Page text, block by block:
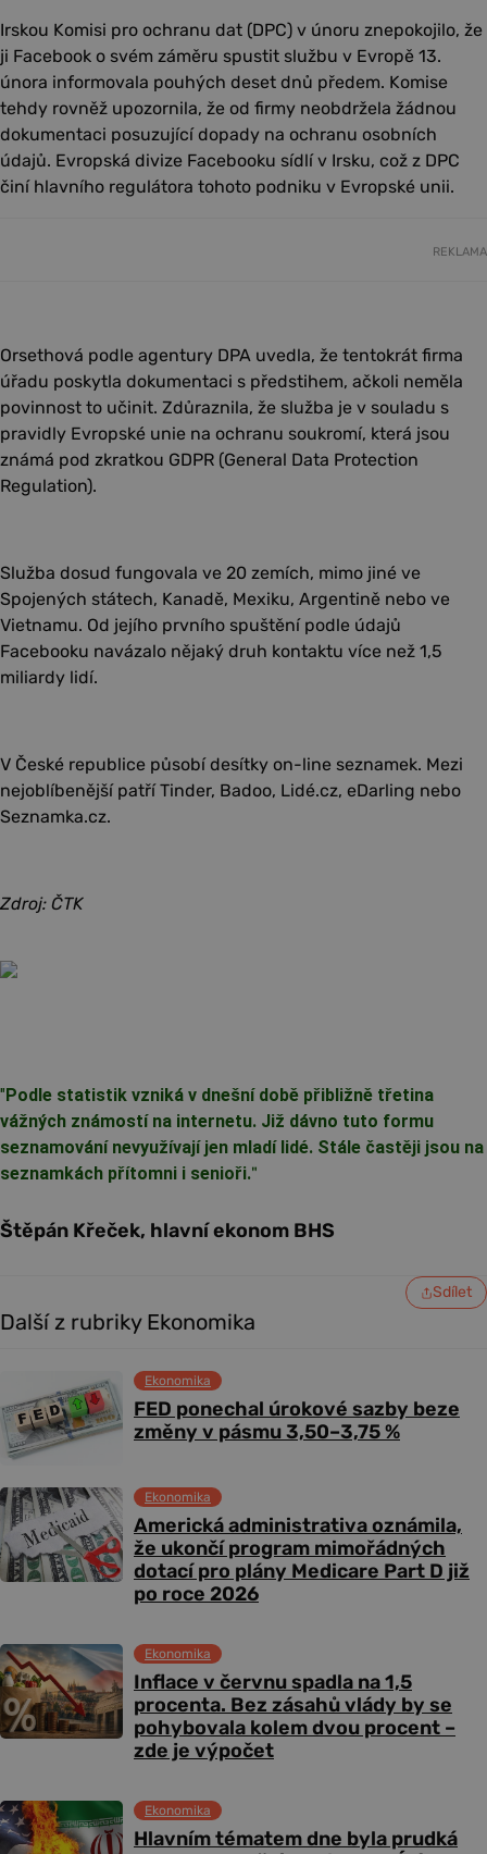
Irskou Komisi pro ochranu dat (DPC) v únoru znepokojilo, že
ji Facebook o svém záměru spustit službu v Evropě 13.
února informovala pouhých deset dnů předem. Komise
tehdy rovněž upozornila, že od firmy neobdržela žádnou
dokumentaci posuzující dopady na ochranu osobních
údajů. Evropská divize Facebooku sídlí v Irsku, což z DPC
činí hlavního regulátora tohoto podniku v Evropské unii.
REKLAMA
Orsethová podle agentury DPA uvedla, že tentokrát firma
úřadu poskytla dokumentaci s předstihem, ačkoli neměla
povinnost to učinit. Zdůraznila, že služba je v souladu s
pravidly Evropské unie na ochranu soukromí, která jsou
známá pod zkratkou GDPR (General Data Protection
Regulation).
Služba dosud fungovala ve 20 zemích, mimo jiné ve
Spojených státech, Kanadě, Mexiku, Argentině nebo ve
Vietnamu. Od jejího prvního spuštění podle údajů
Facebooku navázalo nějaký druh kontaktu více než 1,5
miliardy lidí.
V České republice působí desítky on-line seznamek. Mezi
nejoblíbenější patří Tinder, Badoo, Lidé.cz, eDarling nebo
Seznamka.cz.
Zdroj: ČTK
" Podle statistik vzniká v dnešní době přibližně třetina
vážných známostí na internetu. Již dávno tuto formu
seznamování nevyužívají jen mladí lidé. Stále častěji jsou na
seznamkách přítomni i senioři."
Štěpán Křeček, hlavní ekonom BHS
Sdílet
Další z rubriky Ekonomika
FED ponechal úrokové sazby beze
změny v pásmu 3,50–3,75 %
Ekonomika
Americká administrativa oznámila,
že ukončí program mimořádných
dotací pro plány Medicare Part D již
po roce 2026
Ekonomika
Inflace v červnu spadla na 1,5
procenta. Bez zásahů vlády by se
pohybovala kolem dvou procent –
zde je výpočet
Ekonomika
Hlavním tématem dne byla prudká
Ekonomika